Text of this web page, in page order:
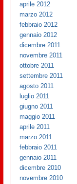
aprile 2012
marzo 2012
febbraio 2012
gennaio 2012
dicembre 2011
novembre 2011
ottobre 2011
settembre 2011
agosto 2011
luglio 2011
giugno 2011
maggio 2011
aprile 2011
marzo 2011
febbraio 2011
gennaio 2011
dicembre 2010
novembre 2010